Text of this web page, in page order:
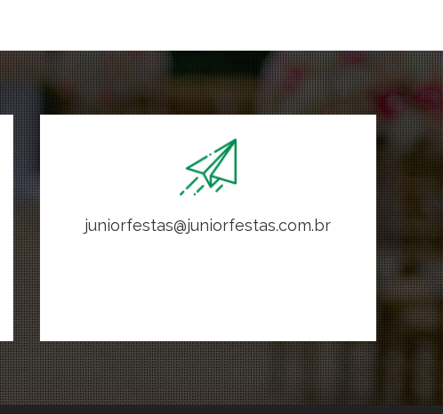
juniorfestas@juniorfestas.com.br